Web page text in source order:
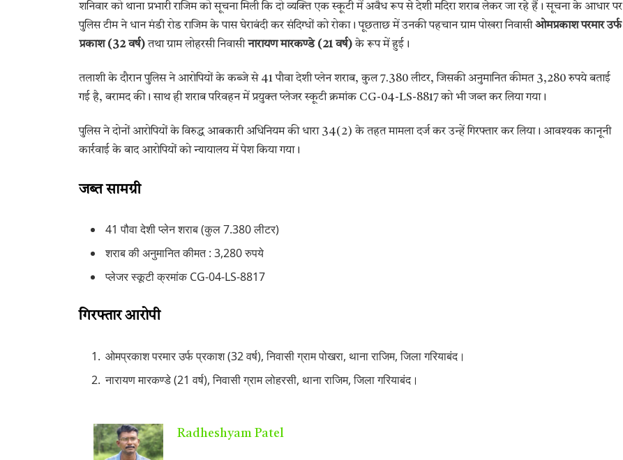
शनिवार को थाना प्रभारी राजिम को सूचना मिली कि दो व्यक्ति एक स्कूटी में अवैध रूप से देशी मदिरा शराब लेकर जा रहे हैं। सूचना के आधार पर
पुलिस टीम ने धान मंडी रोड राजिम के पास घेराबंदी कर संदिग्धों को रोका। पूछताछ में उनकी पहचान ग्राम पोखरा निवासीओमप्रकाश परमार उर्फ
प्रकाश (32 वर्ष)तथा ग्राम लोहरसी निवासीनारायण मारकण्डे (21 वर्ष)के रूप में हुई।
तलाशी के दौरान पुलिस ने आरोपियों के कब्जे से 41 पौवा देशी प्लेन शराब, कुल 7.380 लीटर, जिसकी अनुमानित कीमत 3,280 रुपये बताई
गई है, बरामद की। साथ ही शराब परिवहन में प्रयुक्त प्लेजर स्कूटी क्रमांक CG-04-LS-8817 को भी जब्त कर लिया गया।
पुलिस ने दोनों आरोपियों के विरुद्ध आबकारी अधिनियम की धारा 34(2) के तहत मामला दर्ज कर उन्हें गिरफ्तार कर लिया। आवश्यक कानूनी
कार्रवाई के बाद आरोपियों को न्यायालय में पेश किया गया।
जब्त सामग्री
41 पौवा देशी प्लेन शराब (कुल 7.380 लीटर)
शराब की अनुमानित कीमत : 3,280 रुपये
प्लेजर स्कूटी क्रमांक CG-04-LS-8817
गिरफ्तार आरोपी
ओमप्रकाश परमार उर्फ प्रकाश (32 वर्ष), निवासी ग्राम पोखरा, थाना राजिम, जिला गरियाबंद।
नारायण मारकण्डे (21 वर्ष), निवासी ग्राम लोहरसी, थाना राजिम, जिला गरियाबंद।
Radheshyam Patel